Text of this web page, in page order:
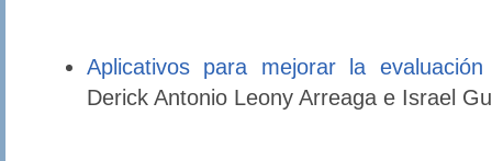
Aplicativos para mejorar la evaluación
Derick Antonio Leony Arreaga e Israel